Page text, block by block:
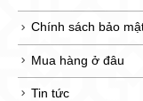
Chính sách bảo
Mua hàng ở đâu
Tin tức